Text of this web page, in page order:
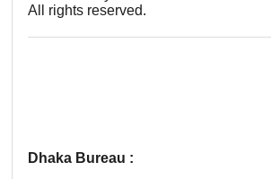
All rights reserved.
Dhaka Bureau :